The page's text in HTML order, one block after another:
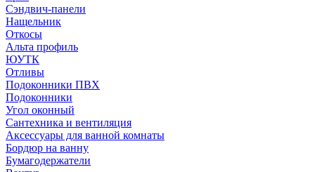
Сэндвич-панели
Нащельник
Откосы
Альта профиль
ЮУТК
Отливы
Подоконники ПВХ
Подоконники
Угол оконный
Сантехника и вентиляция
Аксессуары для ванной комнаты
Бордюр на ванну
Бумагодержатели